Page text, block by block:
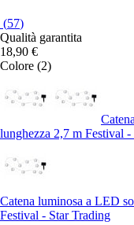
(57)
Qualità garantita
18,90 €
Colore (2)
lunghezza 2,7 m Festival
Catena luminosa a LED
Festival - Star Trading